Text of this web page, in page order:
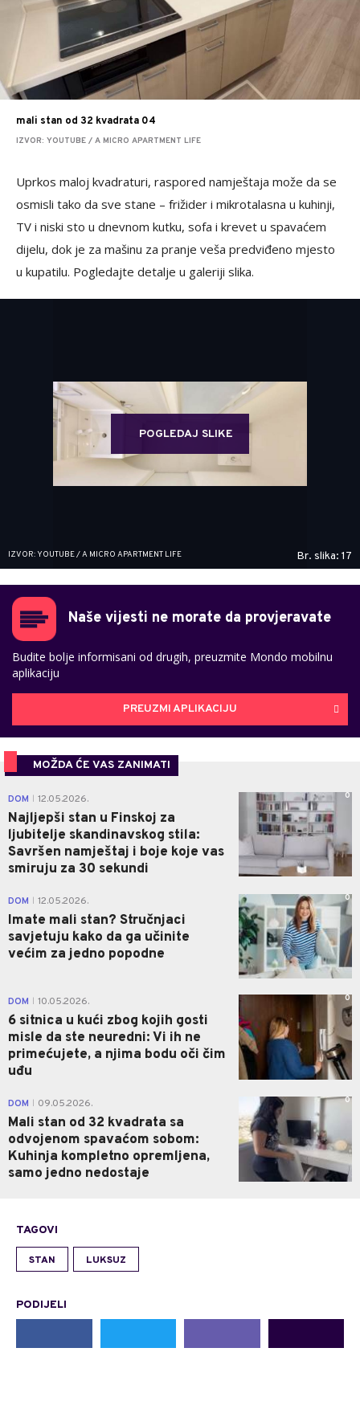
mali stan od 32 kvadrata 04
IZVOR: YOUTUBE / A MICRO APARTMENT LIFE
Uprkos maloj kvadraturi, raspored namještaja može da se
osmisli tako da sve stane – frižider i mikrotalasna u kuhinji,
TV i niski sto u dnevnom kutku, sofa i krevet u spavaćem
dijelu, dok je za mašinu za pranje veša predviđeno mjesto
u kupatilu. Pogledajte detalje u galeriji slika.
POGLEDAJ SLIKE
IZVOR: YOUTUBE / A MICRO APARTMENT LIFE Br. slika: 17
Naše vijesti ne morate da provjeravate
Budite bolje informisani od drugih, preuzmite Mondo mobilnu
aplikaciju
PREUZMI APLIKACIJU
MOŽDA ĆE VAS ZANIMATI
DOM 12.05.2026.
Najljepši stan u Finskoj za
ljubitelje skandinavskog stila:
Savršen namještaj i boje koje vas
smiruju za 30 sekundi
0
DOM 12.05.2026.
Imate mali stan? Stručnjaci
savjetuju kako da ga učinite
većim za jedno popodne
0
DOM 10.05.2026.
6 sitnica u kući zbog kojih gosti
misle da ste neuredni: Vi ih ne
primećujete, a njima bodu oči čim
uđu
0
DOM 09.05.2026.
Mali stan od 32 kvadrata sa
odvojenom spavaćom sobom:
Kuhinja kompletno opremljena,
samo jedno nedostaje
0
TAGOVI
STAN LUKSUZ
PODIJELI